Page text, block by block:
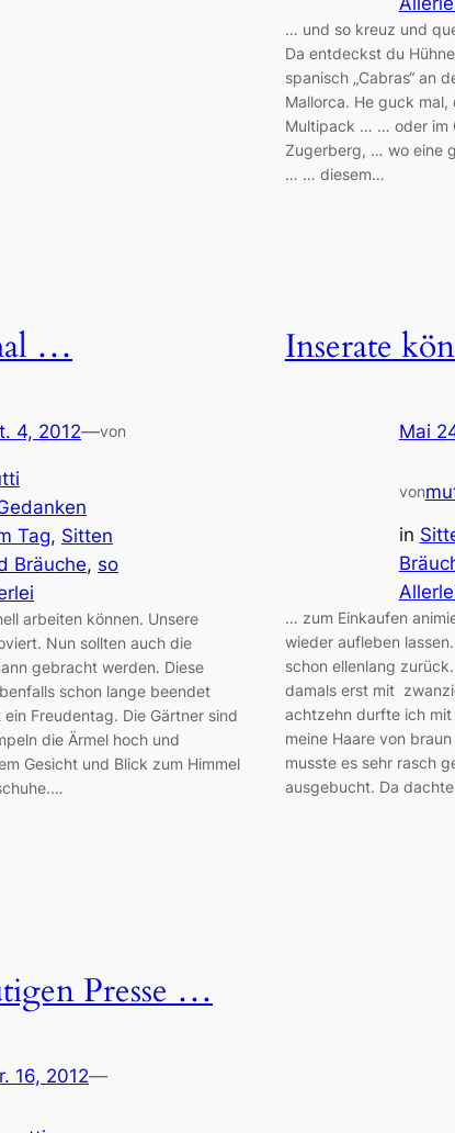
… und so kreuz und
Da entdeckst du
spanisch „Cabras“ an
Mallorca. He guck mal,
Multipack … … oder im
Zugerberg, … wo eine
… … diesem…
…
4, 2012—von
Tag, Sitten
Bräuche, so
arbeiten können. Unsere
Nun sollten auch die
gebracht werden. Diese
schon lange beendet
Freudentag. Die Gärtner sind
die Ärmel hoch und
Gesicht und Blick zum Himmel
Inserate
Mai
von
in
… zum Einkaufen
wieder aufleben
schon ellenlang
damals erst mit
achtzehn durfte ich mit
meine Haare von
musste es sehr rasch
ausgebucht. Da
Presse …
16, 2012—